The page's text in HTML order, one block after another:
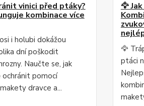
vinici před ptáky?
kombinace více
i holubi dokážou
dní poškodit
Naučte se, jak
ochránit pomocí
dravce a...
🦅
🦅
ptáci